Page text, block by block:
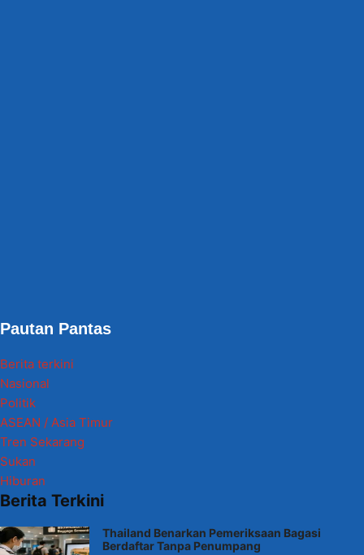
Pautan Pantas
Berita terkini
Nasional
Politik
ASEAN / Asia Timur
Tren Sekarang
Sukan
Hiburan
Berita Terkini
Thailand Benarkan Pemeriksaan Bagasi
Berdaftar Tanpa Penumpang